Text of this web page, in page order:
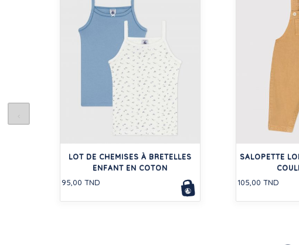
LOT DE CHEMISES À BRETELLES
ENFANT EN COTON
95,00 TND
SALOPETTE
105,00 TND